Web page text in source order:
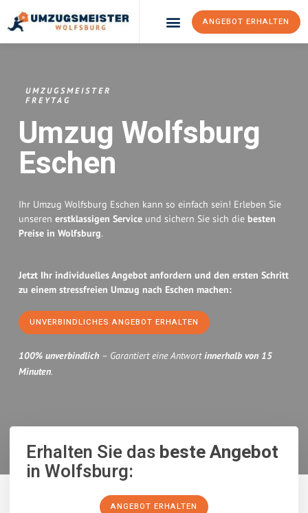
ANGEBOT ERHALTEN
UMZUGSMEISTER
FREYTAG
Umzug Wolfsburg
Eschen
Ihr Umzug Wolfsburg Eschen kann so einfach sein! Erleben Sie
unseren erstklassigen Service und sichern Sie sich die besten
Preise in Wolfsburg.
Jetzt Ihr individuelles Angebot anfordern und den ersten Schritt
zu einem stressfreien Umzug nach Eschen machen:
UNVERBINDLICHES ANGEBOT ERHALTEN
100% unverbindlich – Garantiert eine Antwortinnerhalb von 15
Minuten.
Erhalten Sie dasbeste Angebot
in Wolfsburg:
ANGEBOT ERHALTEN